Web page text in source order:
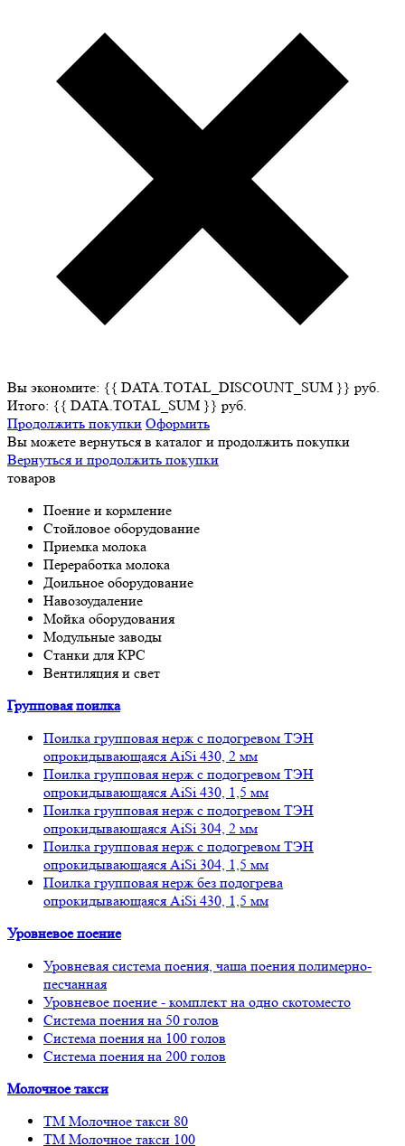
Вы экономите: {{ DATA.TOTAL_DISCOUNT_SUM }} руб.
Итого: {{ DATA.TOTAL_SUM }} руб.
Продолжить покупки Оформить
Вы можете вернуться в каталог и продолжить покупки
Вернуться и продолжить покупки
товаров
Поение и кормление
Стойловое оборудование
Приемка молока
Переработка молока
Доильное оборудование
Навозоудаление
Мойка оборудования
Модульные заводы
Станки для КРС
Вентиляция и свет
Групповая поилка
Поилка групповая нерж с подогревом ТЭН
опрокидывающаяся AiSi 430, 2 мм
Поилка групповая нерж с подогревом ТЭН
опрокидывающаяся AiSi 430, 1,5 мм
Поилка групповая нерж с подогревом ТЭН
опрокидывающаяся AiSi 304, 2 мм
Поилка групповая нерж с подогревом ТЭН
опрокидывающаяся AiSi 304, 1,5 мм
Поилка групповая нерж без подогрева
опрокидывающаяся AiSi 430, 1,5 мм
Уровневое поение
Уровневая система поения, чаша поения полимерно-
песчанная
Уровневое поение - комплект на одно скотоместо
Система поения на 50 голов
Система поения на 100 голов
Система поения на 200 голов
Молочное такси
ТМ Молочное такси 80
ТМ Молочное такси 100